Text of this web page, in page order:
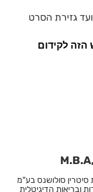
סולושנס בע"מ
ובריאות הדיגיטלית
גזירת הסרט
לקידום